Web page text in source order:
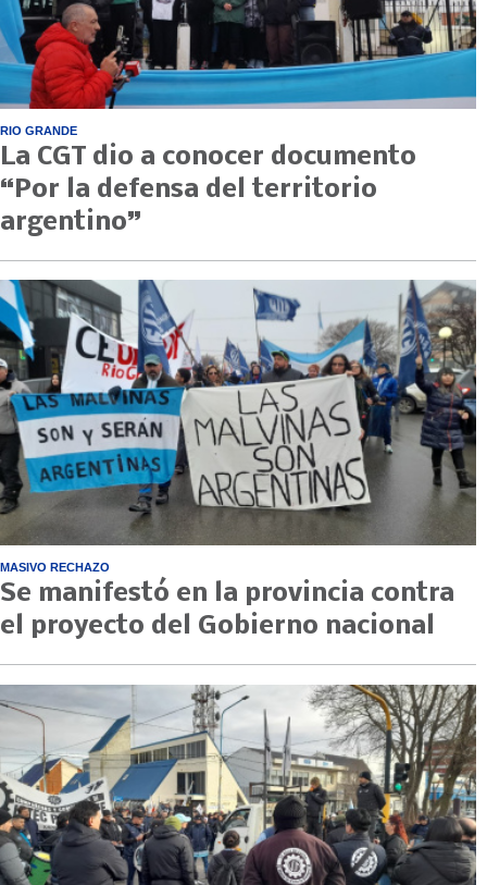
RIO GRANDE
La CGT dio a conocer documento
“Por la defensa del territorio
argentino”
MASIVO RECHAZO
Se manifestó en la provincia contra
el proyecto del Gobierno nacional